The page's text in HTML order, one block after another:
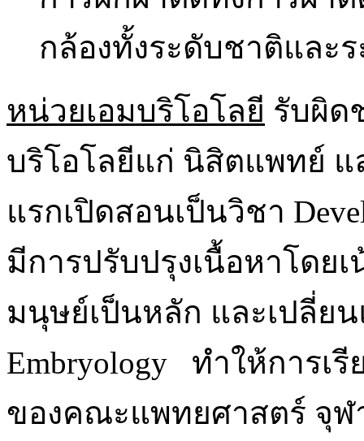
กล้องทั้งระดับชาติและ
หน่วยเอมบริโอโลยี รับผิด
บริโอโลยีแก่ นิสิตแพทย์
แรกเปิดสอนเป็นวิชา
มีการปรับปรุงเนื้อหาโดย
มนุษย์เป็นหลัก และเปลี่ยน
Embryology ทำให้การเ
ของคณะแพทยศาสตร์ จุ